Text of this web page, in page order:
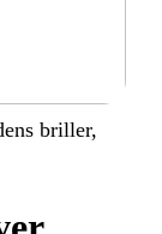
briller,